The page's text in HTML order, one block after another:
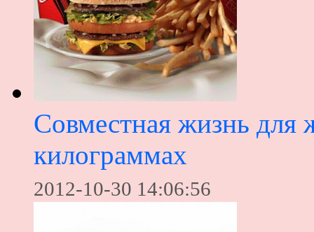
Совместная жизнь для
килограммах
2012-10-30 14:06:56